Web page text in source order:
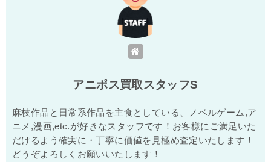
アニポス買取スタッフS
麻枝作品と日常系作品を主食としている、ノベルゲーム,ア
ニメ,漫画,etc.が好きなスタッフです！お客様にご満足いた
だけるよう確実に・丁寧に価値を見極め査定いたします！
どうぞよろしくお願いいたします！